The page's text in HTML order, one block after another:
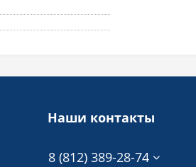
Наши контакты
8 (812) 389-28-74